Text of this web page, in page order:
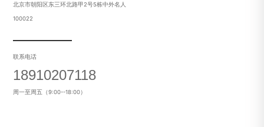
北京市朝阳区东三环北路甲2号5栋中外名人
100022
联系电话
18910207118
周一至周五（9:00--18:00）